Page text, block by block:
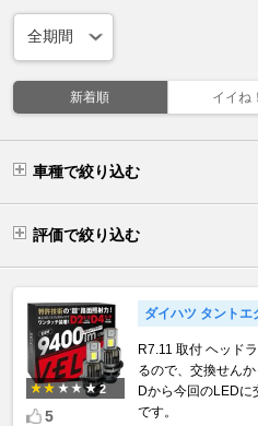
新着順 イイね
車種で絞り込む
評価で絞り込む
2
5
ダイハツ タントエ
R7.11 取付 ヘッド
るので、交換せん
Dから今回のLEDに
です。